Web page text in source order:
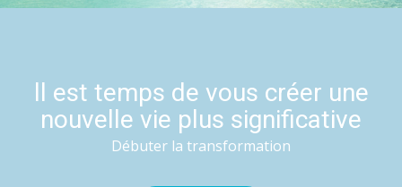
ll est temps de vous créer une
nouvelle vie plus significative
Débuter la transformation